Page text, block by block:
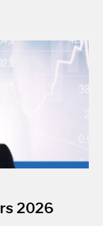
2026